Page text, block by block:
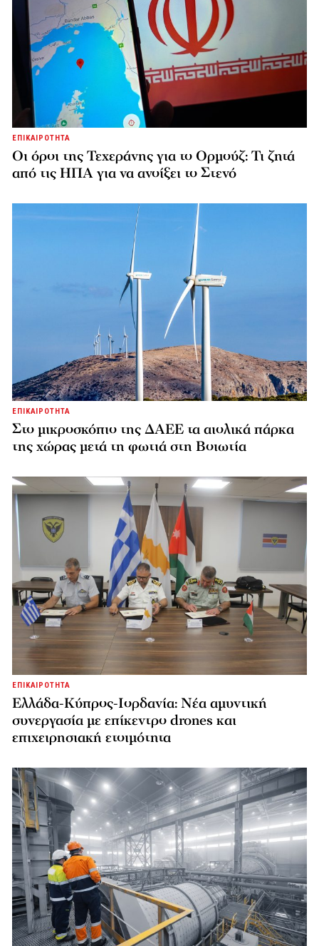
ΕΠΙΚΑΙΡΟΤΗΤΑ
Οι όροι της Τεχεράνης για το Ορμούζ: Τι ζητά
από τις ΗΠΑ για να ανοίξει το Στενό
ΕΠΙΚΑΙΡΟΤΗΤΑ
Στο μικροσκόπιο της ΔΑΕΕ τα αιολικά πάρκα
της χώρας μετά τη φωτιά στη Βοιωτία
ΕΠΙΚΑΙΡΟΤΗΤΑ
Ελλάδα-Κύπρος-Ιορδανία: Νέα αμυντική
συνεργασία με επίκεντρο drones και
επιχειρησιακή ετοιμότητα